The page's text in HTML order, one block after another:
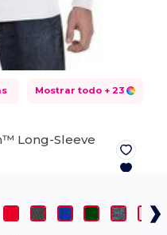
Mostrar todo + 23
Long-Sleeve